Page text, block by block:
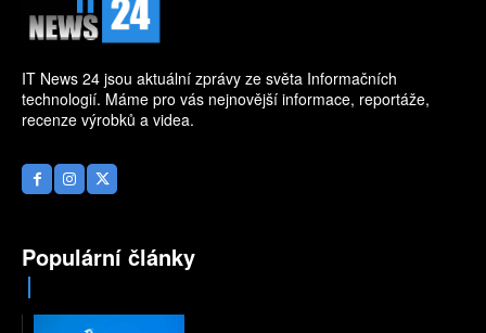
IT News 24 jsou aktuální zprávy ze světa Informačních
technologií. Máme pro vás nejnovější informace, reportáže,
recenze výrobků a videa.
Populární články